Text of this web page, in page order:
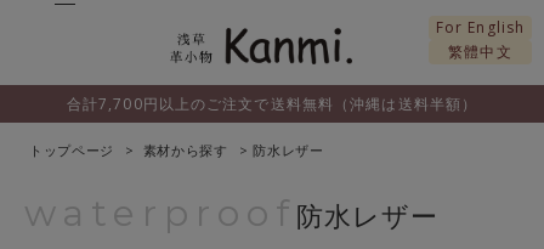
For English
繁體中文
合計7,700円以上のご注文で送料無料（沖縄は送料半額）
トップページ 素材から探す 防水レザー
waterproof 防水レザー